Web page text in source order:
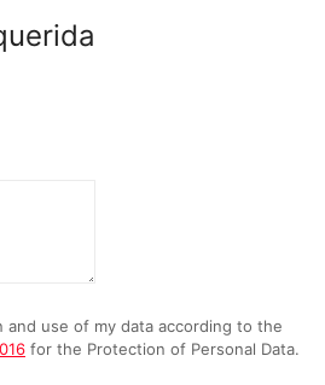
and use of my data according to the
for the Protection of Personal Data.